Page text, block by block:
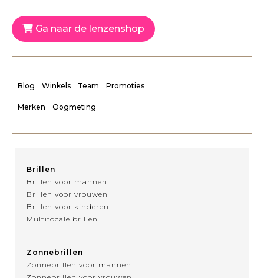
Ga naar de lenzenshop
Blog Winkels Team Promoties
Merken Oogmeting
Brillen
Brillen voor mannen
Brillen voor vrouwen
Brillen voor kinderen
Multifocale brillen
Zonnebrillen
Zonnebrillen voor mannen